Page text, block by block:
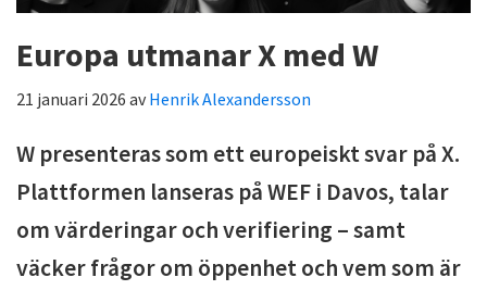
Europa utmanar X med W
21 januari 2026 avHenrik Alexandersson
W presenteras som ett europeiskt svar på X.
Plattformen lanseras på WEF i Davos, talar
om värderingar och verifiering – samt
väcker frågor om öppenhet och vem som är